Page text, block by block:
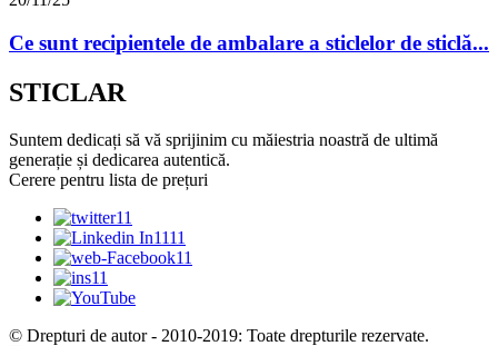
Ce sunt recipientele de ambalare a sticlelor de sticlă...
STICLAR
Suntem dedicați să vă sprijinim cu măiestria noastră de ultimă
generație și dedicarea autentică.
Cerere pentru lista de prețuri
© Drepturi de autor - 2010-2019: Toate drepturile rezervate.